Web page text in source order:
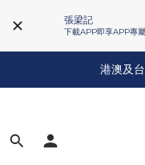
張梁記
下載APP即享APP專屬
港澳及